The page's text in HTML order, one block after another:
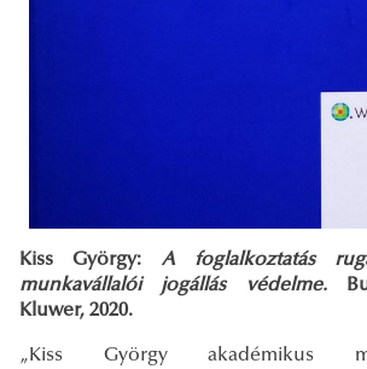
Kiss György: A foglalkoztatás
munkavállalói jogállás védelme.
Kluwer, 2020.
„Kiss György akadémikus